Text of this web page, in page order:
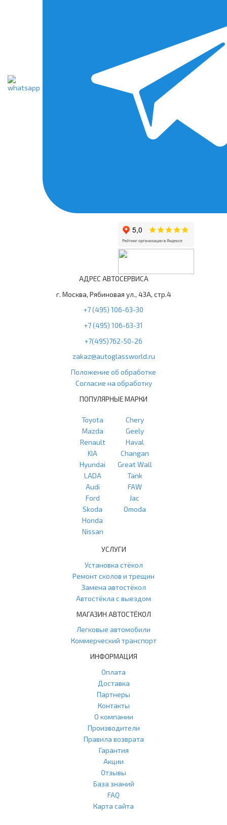
АДРЕС АВТОСЕРВИСА
г. Москва, Рябиновая ул., 43А, стр.4
+7 (495) 106-63-30
+7 (495) 106-63-31
+7(495)762-50-26
zakaz@autoglassworld.ru
Положение об обработке
Согласие на обработку
ПОПУЛЯРНЫЕ МАРКИ
Toyota
Mazda
Renault
KIA
Hyundai
LADA
Audi
Ford
Skoda
Honda
Nissan
Chery
Geely
Haval
Changan
Great Wall
Tank
FAW
Jac
Omoda
УСЛУГИ
Установка стёкол
Ремонт сколов и трещин
Замена автостёкол
Автостёкла с выездом
МАГАЗИН АВТОСТЁКОЛ
Легковые автомобили
Коммерческий транспорт
ИНФОРМАЦИЯ
Оплата
Доставка
Партнеры
Контакты
О компании
Производители
Правила возврата
Гарантия
Акции
Отзывы
База знаний
FAQ
Карта сайта